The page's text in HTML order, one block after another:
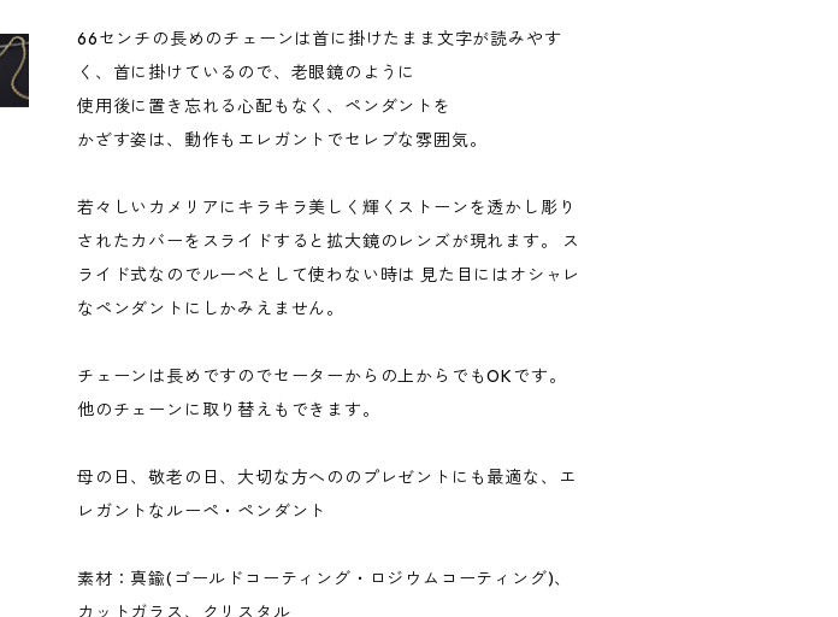
66センチの長めのチェーンは首に掛けたまま文字が読みやす
く、首に掛けているので、老眼鏡のように
使用後に置き忘れる心配もなく、ペンダントを
かざす姿は、動作もエレガントでセレブな雰囲気。
若々しいカメリアにキラキラ美しく輝くストーンを透かし彫り
されたカバーをスライドすると拡大鏡のレンズが現れます。 ス
ライド式なのでルーペとして使わない時は 見た目にはオシャレ
なペンダントにしかみえません。
チェーンは長めですのでセーターからの上からでもOKです。
他のチェーンに取り替えもできます。
母の日、敬老の日、大切な方へののプレゼントにも最適な、エ
レガントなルーペ・ペンダント
素材：真鍮(ゴールドコーティング・ロジウムコーティング)、
カットガラス、クリスタル